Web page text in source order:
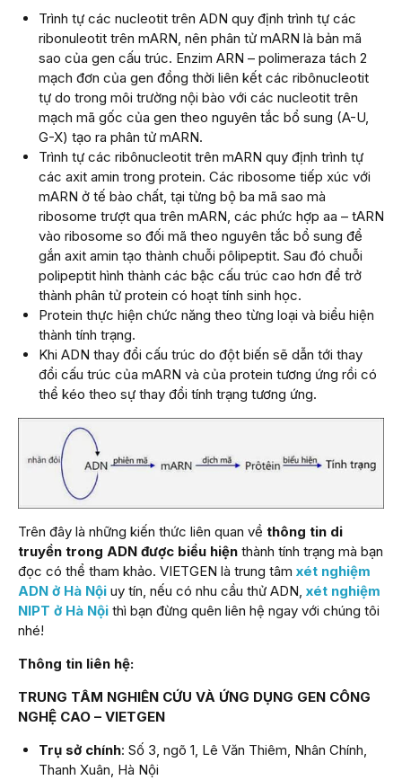
Trình tự các nucleotit trên ADN quy định trình tự các
ribonuleotit trên mARN, nên phân tử mARN là bản mã
sao của gen cấu trúc. Enzim ARN – polimeraza tách 2
mạch đơn của gen đồng thời liên kết các ribônucleotit
tự do trong môi trường nội bào với các nucleotit trên
mạch mã gốc của gen theo nguyên tắc bổ sung (A-U,
G-X) tạo ra phân tử mARN.
Trình tự các ribônucleotit trên mARN quy định trình tự
các axit amin trong protein. Các ribosome tiếp xúc với
mARN ở tế bào chất, tại từng bộ ba mã sao mà
ribosome trượt qua trên mARN, các phức hợp aa – tARN
vào ribosome so đối mã theo nguyên tắc bổ sung để
gắn axit amin tạo thành chuỗi pôlipeptit. Sau đó chuỗi
polipeptit hình thành các bậc cấu trúc cao hơn để trở
thành phân tử protein có hoạt tính sinh học.
Protein thực hiện chức năng theo từng loại và biểu hiện
thành tính trạng.
Khi ADN thay đổi cấu trúc do đột biến sẽ dẫn tới thay
đổi cấu trúc của mARN và của protein tương ứng rồi có
thể kéo theo sự thay đổi tính trạng tương ứng.
Trên đây là những kiến thức liên quan về thông tin di
truyền trong ADN được biểu hiện thành tính trạng mà bạn
đọc có thể tham khảo. VIETGEN là trung tâm xét nghiệm
ADN ở Hà Nội uy tín, nếu có nhu cầu thử ADN, xét nghiệm
NIPT ở Hà Nội thì bạn đừng quên liên hệ ngay với chúng tôi
nhé!
Thông tin liên hệ:
TRUNG TÂM NGHIÊN CỨU VÀ ỨNG DỤNG GEN CÔNG
NGHỆ CAO – VIETGEN
Trụ sở chính: Số 3, ngõ 1, Lê Văn Thiêm, Nhân Chính,
Thanh Xuân, Hà Nội